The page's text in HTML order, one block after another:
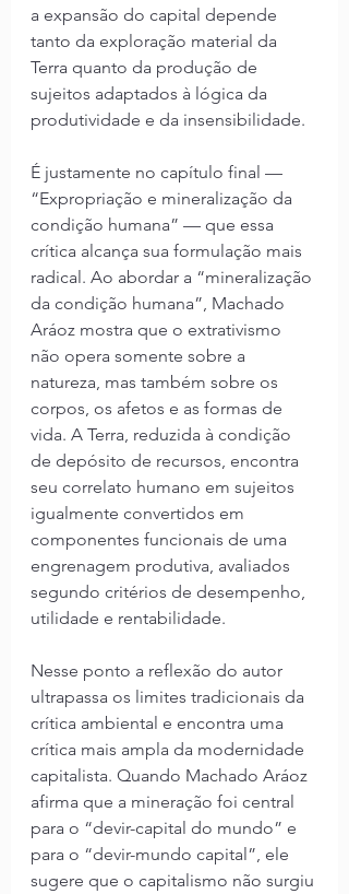
a expansão do capital depende
tanto da exploração material da
Terra quanto da produção de
sujeitos adaptados à lógica da
produtividade e da insensibilidade.
É justamente no capítulo final —
“Expropriação e mineralização da
condição humana” — que essa
crítica alcança sua formulação mais
radical. Ao abordar a “mineralização
da condição humana”, Machado
Aráoz mostra que o extrativismo
não opera somente sobre a
natureza, mas também sobre os
corpos, os afetos e as formas de
vida. A Terra, reduzida à condição
de depósito de recursos, encontra
seu correlato humano em sujeitos
igualmente convertidos em
componentes funcionais de uma
engrenagem produtiva, avaliados
segundo critérios de desempenho,
utilidade e rentabilidade.
Nesse ponto a reflexão do autor
ultrapassa os limites tradicionais da
crítica ambiental e encontra uma
crítica mais ampla da modernidade
capitalista. Quando Machado Aráoz
afirma que a mineração foi central
para o “devir-capital do mundo” e
para o “devir-mundo capital”, ele
sugere que o capitalismo não surgiu